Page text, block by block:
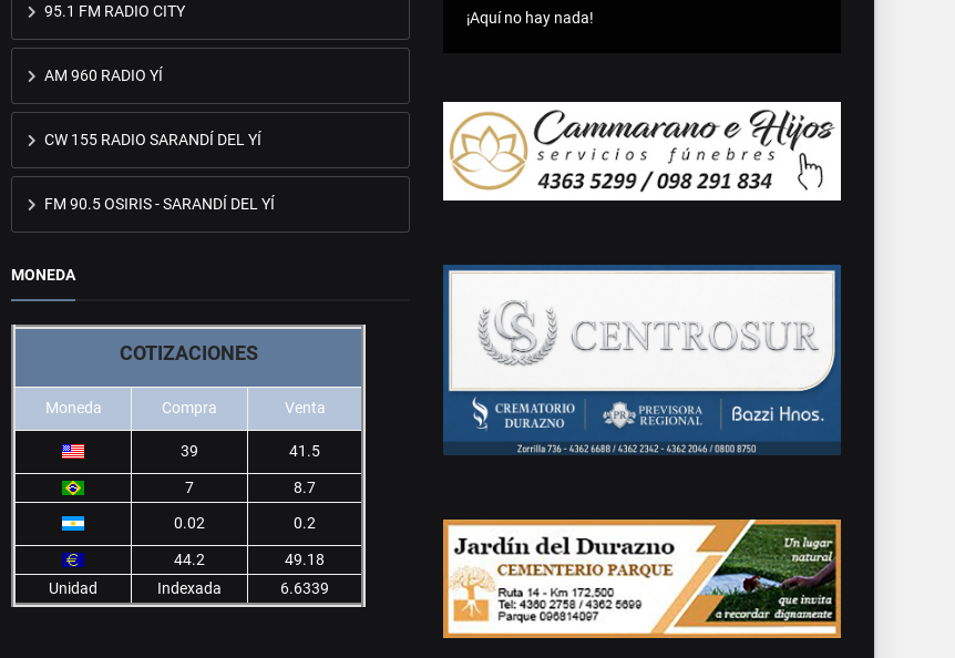
95.1 FM RADIO CITY
AM 960 RADIO YÍ
CW 155 RADIO SARANDÍ DEL YÍ
FM 90.5 OSIRIS - SARANDÍ DEL YÍ
MONEDA
COTIZACIONES
Moneda Compra Venta
39 41.5
7
8.7
0.02
0.2
44.2
49.18
Unidad
Indexada 6.6339
¡Aquí no hay nada!